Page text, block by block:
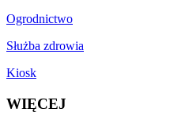
Ogrodnictwo
Służba zdrowia
Kiosk
WIĘCEJ